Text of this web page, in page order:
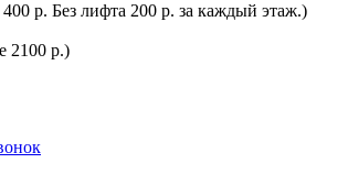
р. Без лифта 200 р. за каждый этаж.)
2100 р.)